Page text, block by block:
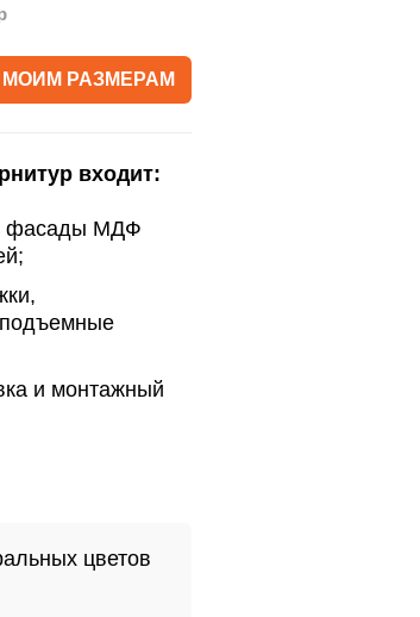
МОИМ РАЗМЕРАМ
входит:
фасады МДФ
и монтажный
цветов